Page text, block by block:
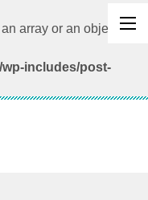
array or an object that
includes/post-